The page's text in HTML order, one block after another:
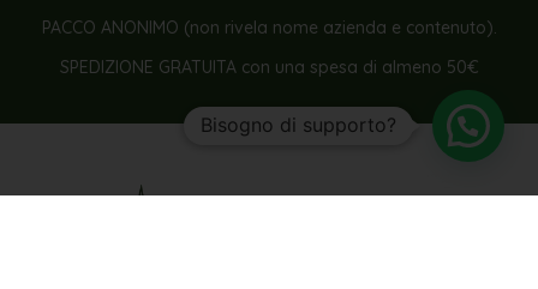
PACCO ANONIMO (non rivela nome azienda e contenuto).
SPEDIZIONE GRATUITA con una spesa di almeno 50€
Bisogno di supporto?